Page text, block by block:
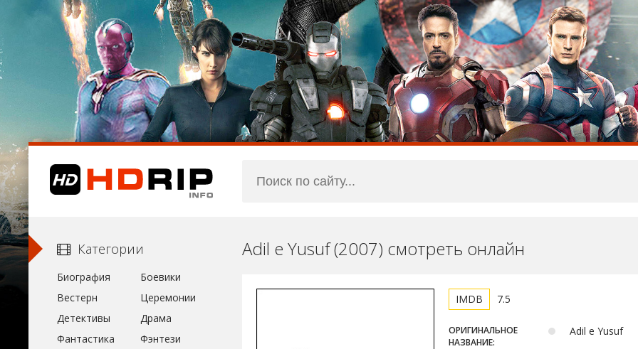
Adil e Yusuf (2007) смотреть онлайн
7.5
ОРИГИНАЛЬНОЕ
НАЗВАНИЕ:
Adil e Yusuf
Категории
Биография
Боевики
Вестерн
Церемонии
Детективы
Драма
Фантастика
Фэнтези